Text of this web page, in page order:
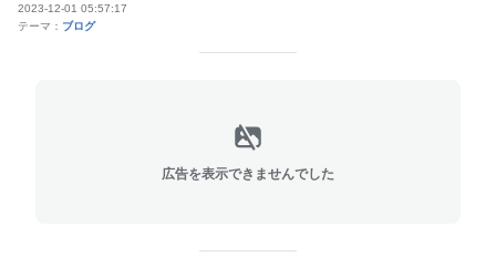
2023-12-01 05:57:17
テーマ： ブログ
広告を表示できませんでした